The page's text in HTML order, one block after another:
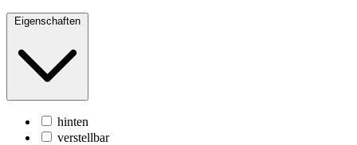
Eigenschaften
hinten
verstellbar